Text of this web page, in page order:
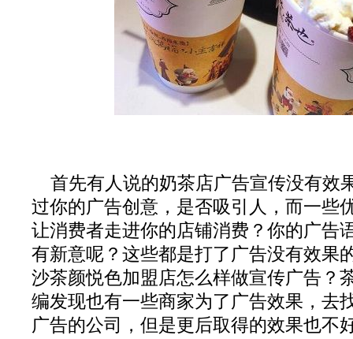
首先有人说的奶茶店广告宣传没有效
过你的广告创意，是否吸引人，而一些
让消费者走进你的店铺消费？你的广告
有新意呢？这些都是打了广告没有效果
沙茶颜悦色加盟店怎么样做宣传广告？
编发现也有一些商家为了广告效果，去
广告的公司，但是更后取得的效果也不